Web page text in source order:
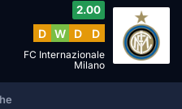
2.00
D W D D
FC Internazionale
Milano